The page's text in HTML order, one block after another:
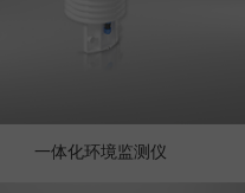
一体化环境监测仪